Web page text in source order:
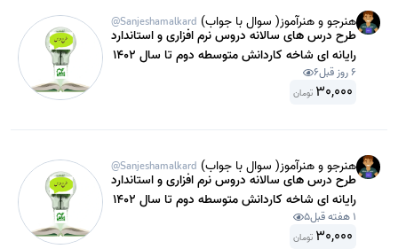
هنرجو و هنرآموز( سوال با جواب) @Sanjeshamalkard
طرح درس های سالانه دروس نرم افزاری و استاندارد
رایانه ای شاخه کاردانش متوسطه دوم تا سال 1402
شامل استاندارد محتوی ساز ( کپتیویت ) رشته تولید
محتوی و انیمیشن یازدهم .
6 روز قبل 6
30,000 تومان
هنرجو و هنرآموز( سوال با جواب) @Sanjeshamalkard
طرح درس های سالانه دروس نرم افزاری و استاندارد
رایانه ای شاخه کاردانش متوسطه دوم تا سال 1402
شامل کاربر نرم افزار کورل دراو دهم گرافیک رایانه ای1 هفته قبل 5
30,000 تومان